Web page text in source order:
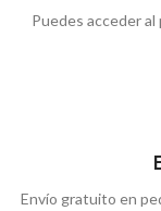
Puedes acceder
Envío gratuito en